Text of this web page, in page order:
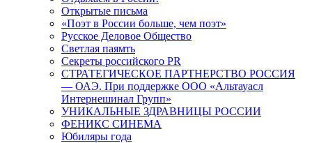
Открытые письма
«Поэт в России больше, чем поэт»
Русское Деловое Общество
Светлая паямть
Секреты российского PR
СТРАТЕГИЧЕСКОЕ ПАРТНЕРСТВО РОССИЯ
— ОАЭ. При поддержке ООО «Альтауасл
Интернешинал Групп»
УНИКАЛЬНЫЕ ЗДРАВНИЦЫ РОССИИ
ФЕНИКС СИНЕМА
Юбиляры года